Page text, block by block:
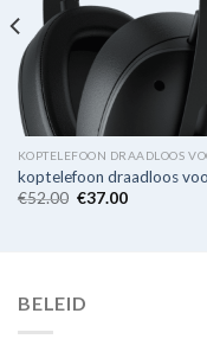
KOPTELEFOON DRAADLOOS
koptelefoon draadloos
€52.00 €37.00
BELEID